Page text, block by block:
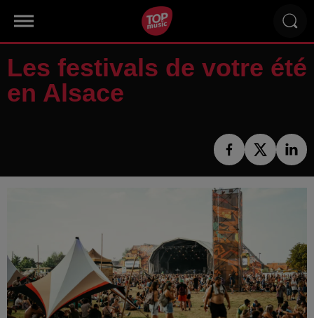
Les festivals de votre été
en Alsace